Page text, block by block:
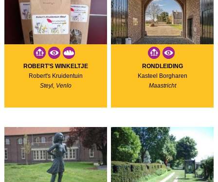
ROBERT’S WINKELTJE
Robert's Kruidentuin
Steyl, Venlo
RONDLEIDING
Kasteel Borgharen
Maastricht